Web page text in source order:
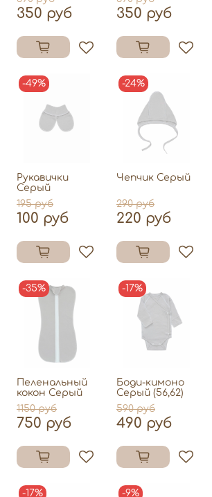
350 руб 350 руб
-49%
Рукавички
Серый
195 руб
100 руб
-24%
Чепчик Серый
290 руб
220 руб
-35%
Пеленальный
кокон Серый
1150 руб
750 руб
-17%
Боди-кимоно
Серый (56,62)
590 руб
490 руб
-17% -9%